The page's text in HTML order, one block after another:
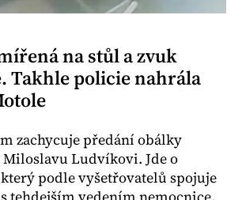
na stůl a zvuk
Takhle policie nahrála
zachycuje předání obálky
Ludvíkovi. Jde o
podle vyšetřovatelů spojuje